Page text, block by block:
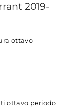
2019-
ottavo
ottavo periodo